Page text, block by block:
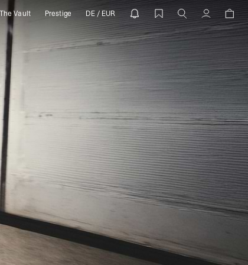
The Vault Prestige DE / EUR Compte